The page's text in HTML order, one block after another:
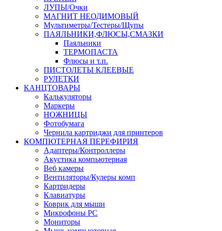
ЛУПЫ/Очки
МАГНИТ НЕОДИМОВЫЙ
Мультиметры/Тестеры/Щупы
ПАЯЛЬНИКИ,ФЛЮСЫ,СМАЗКИ
Паяльники
ТЕРМОПАСТА
Флюсы и т.п.
ПИСТОЛЕТЫ КЛЕЕВЫЕ
РУЛЕТКИ
КАНЦТОВАРЫ
Калькуляторы
Маркеры
НОЖНИЦЫ
Фотобумага
Чернила картриджи для принтеров
КОМПЮТЕРНАЯ ПЕРЕФИРИЯ
Адаптеры/Контроллеры
Акустика компьютерная
Веб камеры
Вентиляторы/Кулеры комп
Картридеры
Клавиатуры
Коврик для мыши
Микрофоны PC
Мониторы